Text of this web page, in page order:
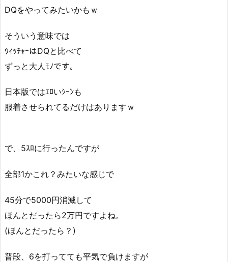
DQをやってみたいかもｗ
そういう意味では
ｳｨｯﾁｬｰはDQと比べて
ずっと大人ﾓﾉです。
日本版ではｴﾛいｼｰﾝも
服着させられてるだけはありますｗ
で、5ｽﾛに行ったんですが
全部1かこれ？みたいな感じで
45分で5000円消滅して
ほんとだったら2万円ですよね。
(ほんとだったら？)
普段、6を打ってても平気で負けますが